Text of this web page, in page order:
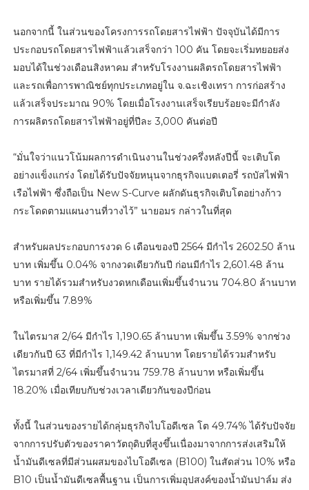
นอกจากนี้ ในส่วนของโครงการรถโดยสารไฟฟ้า ปัจจุบันได้มีการ
ประกอบรถโดยสารไฟฟ้าแล้วเสร็จกว่า 100 คัน โดยจะเริ่มทยอยส่ง
มอบได้ในช่วงเดือนสิงหาคม สำหรับโรงงานผลิตรถโดยสารไฟฟ้า
และรถเพื่อการพาณิชย์ทุกประเภทอยู่ใน จ.ฉะเชิงเทรา การก่อสร้าง
แล้วเสร็จประมาณ 90% โดยเมื่อโรงงานเสร็จเรียบร้อยจะมีกำลัง
การผลิตรถโดยสารไฟฟ้าอยู่ที่ปีละ 3,000 คันต่อปี
“มั่นใจว่าแนวโน้มผลการดำเนินงานในช่วงครึ่งหลังปีนี้ จะเติบโต
อย่างแข็งแกร่ง โดยได้รับปัจจัยหนุนจากธุรกิจแบตเตอรี่ รถบัสไฟฟ้า
เรือไฟฟ้า ซึ่งถือเป็น New S-Curve ผลักดันธุรกิจเติบโตอย่างก้าว
กระโดดตามแผนงานที่วางไว้” นายอมร กล่าวในที่สุด
สำหรับผลประกอบการงวด 6 เดือนของปี 2564 มีกำไร 2602.50 ล้าน
บาท เพิ่มขึ้น 0.04% จากงวดเดียวกันปี ก่อนมีกำไร 2,601.48 ล้าน
บาท รายได้รวมสำหรับงวดหกเดือนเพิ่มขึ้นจำนวน 704.80 ล้านบาท
หรือเพิ่มขึ้น 7.89%
ในไตรมาส 2/64 มีกำไร 1,190.65 ล้านบาท เพิ่มขึ้น 3.59% จากช่วง
เดียวกันปี 63 ที่มีกำไร 1,149.42 ล้านบาท โดยรายได้รวมสำหรับ
ไตรมาสที่ 2/64 เพิ่มขึ้นจำนวน 759.78 ล้านบาท หรือเพิ่มขึ้น
18.20% เมื่อเทียบกับช่วงเวลาเดียวกันของปีก่อน
ทั้งนี้ ในส่วนของรายได้กลุ่มธุรกิจไบโอดีเซล โต 49.74% ได้รับปัจจัย
จากการปรับตัวของราคาวัตถุดิบที่สูงขึ้นเนื่องมาจากการส่งเสริมให้
น้ำมันดีเซลที่มีส่วนผสมของไบโอดีเซล (B100) ในสัดส่วน 10% หรือ
B10 เป็นน้ำมันดีเซลพื้นฐาน เป็นการเพิ่มอุปสงค์ของน้ำมันปาล์ม ส่ง